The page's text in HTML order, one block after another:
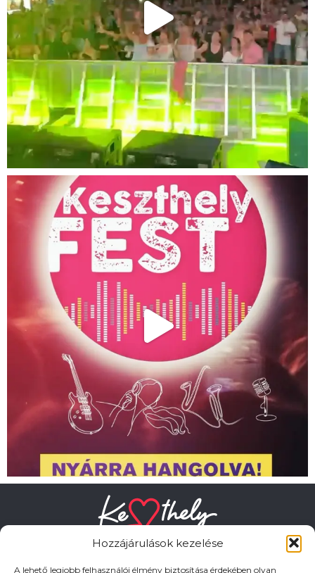
Hozzájárulások kezelése
A lehető legjobb felhasználói élmény biztosítása érdekében olyan